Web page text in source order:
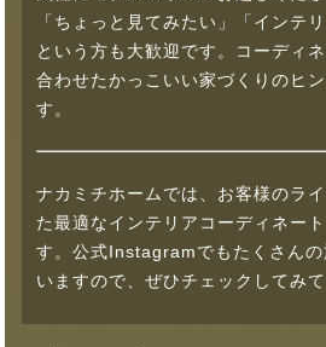
「ちょっと見てみたい」「インテ
という方も大歓迎です。コーディ
合わせたかっこいい家づくりのヒ
す。
ナカミチホームでは、お客様のラ
た最適なインテリアコーディネー
す。公式Instagramでもたくさん
いますので、ぜひチェックしてみて